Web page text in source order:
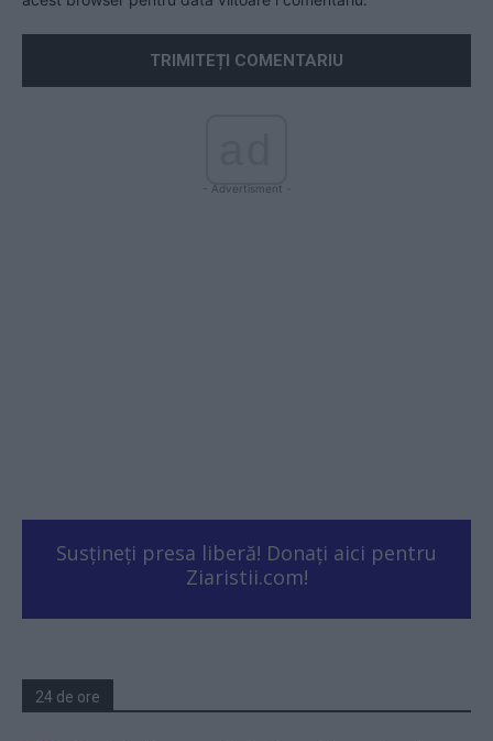
- Advertisment -
Susțineți presa liberă! Donați aici pentru
Ziaristii.com!
24 de ore